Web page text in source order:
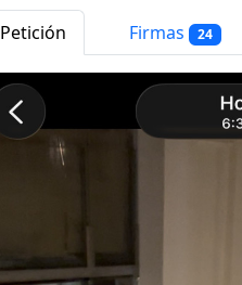
Petición Firmas 24